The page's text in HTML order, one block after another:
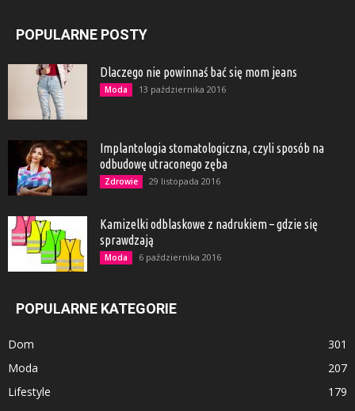
POPULARNE POSTY
Dlaczego nie powinnaś bać się mom jeans
Moda 13 października 2016
Implantologia stomatologiczna, czyli sposób na
odbudowę utraconego zęba
Zdrowie 29 listopada 2016
Kamizelki odblaskowe z nadrukiem – gdzie się
sprawdzają
Moda 6 października 2016
POPULARNE KATEGORIE
Dom
301
Moda
207
Lifestyle
179